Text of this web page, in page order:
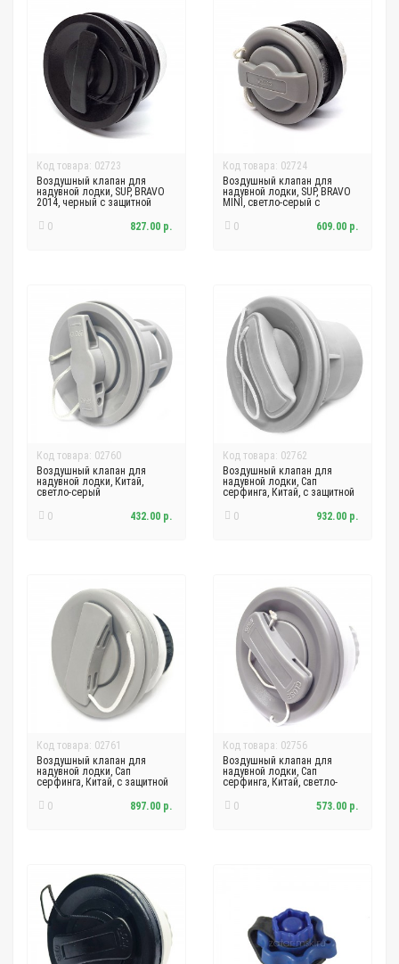
Код товара: 02723
Воздушный клапан для
надувной лодки, SUP, BRAVO
2014, черный с защитной
0
827.00 р.
Код товара: 02724
Воздушный клапан для
надувной лодки, SUP, BRAVO
MINI, светло-серый с
0
609.00 р.
Код товара: 02760
Воздушный клапан для
надувной лодки, Китай,
светло-серый
0
432.00 р.
Код товара: 02762
Воздушный клапан для
надувной лодки, Сап
серфинга, Китай, с защитной
0
932.00 р.
Код товара: 02761
Воздушный клапан для
надувной лодки, Сап
серфинга, Китай, с защитной
0
897.00 р.
Код товара: 02756
Воздушный клапан для
надувной лодки, Сап
серфинга, Китай, светло-
0
573.00 р.